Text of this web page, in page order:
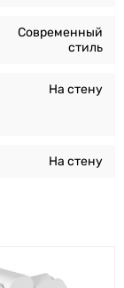
Современный
стиль
На стену
На стену